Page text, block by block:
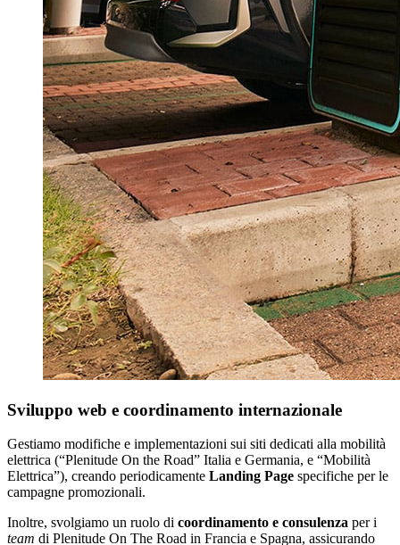
Sviluppo web e coordinamento internazionale
Gestiamo modifiche e implementazioni sui siti dedicati alla mobilità
elettrica (“Plenitude On the Road” Italia e Germania, e “Mobilità
Elettrica”), creando periodicamente Landing Page specifiche per le
campagne promozionali.
Inoltre, svolgiamo un ruolo di coordinamento e consulenza per i
team di Plenitude On The Road in Francia e Spagna, assicurando